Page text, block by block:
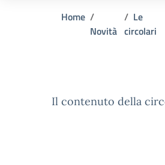
Home
Novità
Le
circolari
Il contenuto della